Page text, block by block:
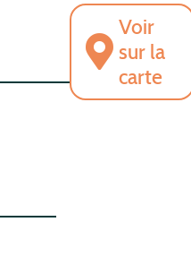
Voir
sur la
carte